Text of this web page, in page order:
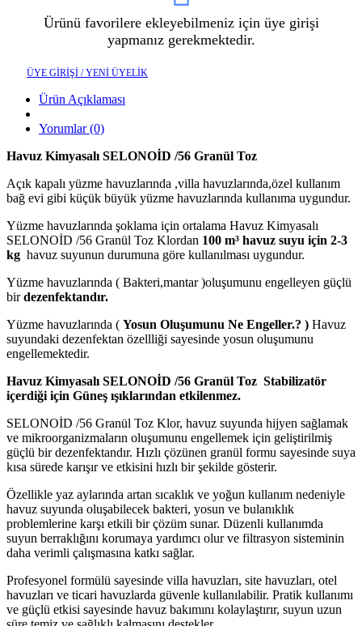
Ürünü favorilere ekleyebilmeniz için üye girişi
yapmanız gerekmektedir.
ÜYE GİRİŞİ / YENİ ÜYELİK
Ürün Açıklaması
Yorumlar (0)
Havuz Kimyasalı SELONOİD /56 Granül Toz
Açık kapalı yüzme havuzlarında ,villa havuzlarında,özel kullanım
bağ evi gibi küçük büyük yüzme havuzlarında kullanıma uygundur.
Yüzme havuzlarında şoklama için ortalama Havuz Kimyasalı
SELONOİD /56 Granül Toz Klordan 100 m³ havuz suyu için 2-3
kg havuz suyunun durumuna göre kullanılması uygundur.
Yüzme havuzlarında ( Bakteri,mantar )oluşumunu engelleyen güçlü
birdezenfektandır.
Yüzme havuzlarında ( Yosun Oluşumunu Ne Engeller.? ) Havuz
suyundaki dezenfektan özellliği sayesinde yosun oluşumunu
engellemektedir.
Havuz Kimyasalı SELONOİD /56 Granül Toz Stabilizatör
içerdiği için Güneş ışıklarından etkilenmez.
SELONOİD /56 Granül Toz Klor, havuz suyunda hijyen sağlamak
ve mikroorganizmaların oluşumunu engellemek için geliştirilmiş
güçlü bir dezenfektandır. Hızlı çözünen granül formu sayesinde suya
kısa sürede karışır ve etkisini hızlı bir şekilde gösterir.
Özellikle yaz aylarında artan sıcaklık ve yoğun kullanım nedeniyle
havuz suyunda oluşabilecek bakteri, yosun ve bulanıklık
problemlerine karşı etkili bir çözüm sunar. Düzenli kullanımda
suyun berraklığını korumaya yardımcı olur ve filtrasyon sisteminin
daha verimli çalışmasına katkı sağlar.
Profesyonel formülü sayesinde villa havuzları, site havuzları, otel
havuzları ve ticari havuzlarda güvenle kullanılabilir. Pratik kullanımı
ve güçlü etkisi sayesinde havuz bakımını kolaylaştırır, suyun uzun